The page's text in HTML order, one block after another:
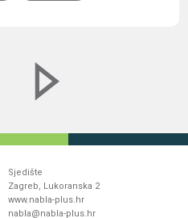
Sjedište
Zagreb, Lukoranska 2
www.nabla-plus.hr
nabla@nabla-plus.hr